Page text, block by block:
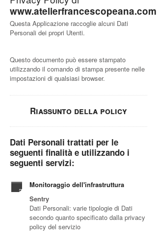
www.atelierfrancescopeana.com
Questa Applicazione raccoglie alcuni Dati
Personali dei propri Utenti.
Questo documento può essere stampato
utilizzando il comando di stampa presente nelle
impostazioni di qualsiasi browser.
Riassunto della policy
Dati Personali trattati per le
seguenti finalità e utilizzando i
seguenti servizi:
Monitoraggio dell'infrastruttura
Sentry
Dati Personali: varie tipologie di Dati
secondo quanto specificato dalla privacy
policy del servizio